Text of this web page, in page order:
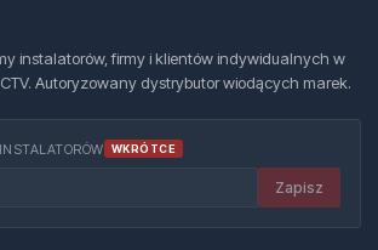
instalatorów, firmy i klientów indywidualnych w
Autoryzowany dystrybutor wiodących marek.
WKRÓTCE
Zapisz